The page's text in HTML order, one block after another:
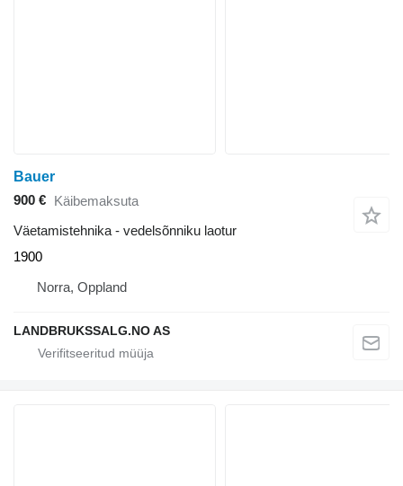
Bauer
900 €
Käibemaksuta
Väetamistehnika - vedelsõnniku laotur
1900
Norra, Oppland
LANDBRUKSSALG.NO AS